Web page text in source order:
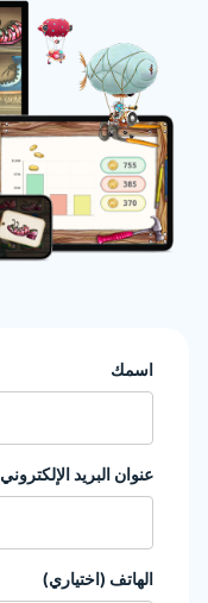
اسمك
عنوان البريد الإلكتروني
الهاتف (اختياري)